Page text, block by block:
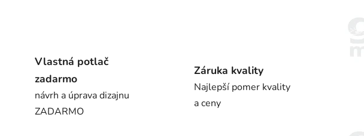
Vlastná potlač
zadarmo
návrh a úprava dizajnu
ZADARMO
Záruka kvality
Najlepší pomer kvality
a ceny